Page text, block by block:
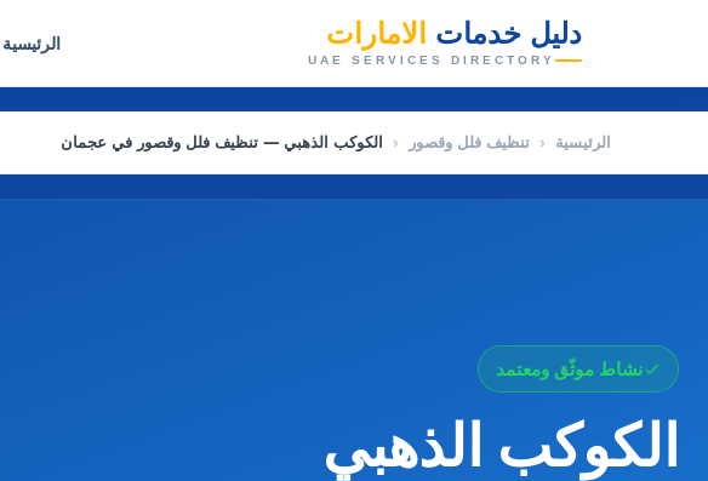
دليل خدمات الامارات
UAE SERVICES DIRECTORY
الرئيسية
الرئيسية ‹ تنظيف فلل وقصور ‹ الكوكب الذهبي — تنظيف فلل وقصور في عجمان
نشاط موثّق ومعتمد
الكوكب الذهبي